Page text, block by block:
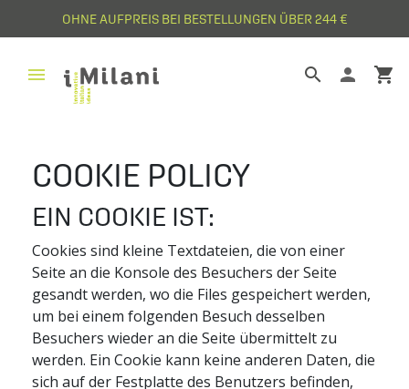
OHNE AUFPREIS BEI BESTELLUNGEN ÜBER 244 €
  person shopping_cart
COOKIE POLICY
EIN COOKIE IST:
Cookies sind kleine Textdateien, die von einer
Seite an die Konsole des Besuchers der Seite
gesandt werden, wo die Files gespeichert werden,
um bei einem folgenden Besuch desselben
Besuchers wieder an die Seite übermittelt zu
werden. Ein Cookie kann keine anderen Daten, die
sich auf der Festplatte des Benutzers befinden,